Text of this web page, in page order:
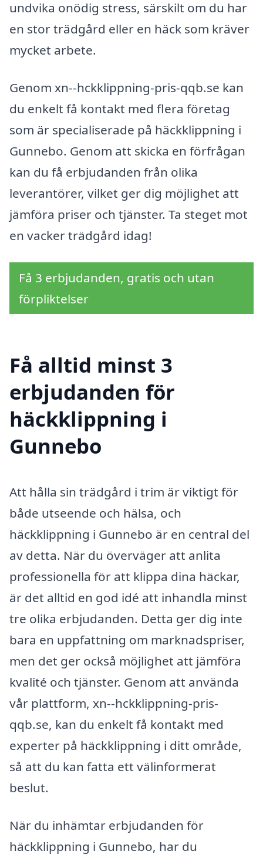
undvika onödig stress, särskilt om du har
en stor trädgård eller en häck som kräver
mycket arbete.
Genom xn--hckklippning-pris-qqb.se kan
du enkelt få kontakt med flera företag
som är specialiserade på häckklippning i
Gunnebo. Genom att skicka en förfrågan
kan du få erbjudanden från olika
leverantörer, vilket ger dig möjlighet att
jämföra priser och tjänster. Ta steget mot
en vacker trädgård idag!
Få 3 erbjudanden, gratis och utan
förpliktelser
Få alltid minst 3
erbjudanden för
häckklippning i
Gunnebo
Att hålla sin trädgård i trim är viktigt för
både utseende och hälsa, och
häckklippning i Gunnebo är en central del
av detta. När du överväger att anlita
professionella för att klippa dina häckar,
är det alltid en god idé att inhandla minst
tre olika erbjudanden. Detta ger dig inte
bara en uppfattning om marknadspriser,
men det ger också möjlighet att jämföra
kvalité och tjänster. Genom att använda
vår plattform, xn--hckklippning-pris-
qqb.se, kan du enkelt få kontakt med
experter på häckklippning i ditt område,
så att du kan fatta ett välinformerat
beslut.
När du inhämtar erbjudanden för
häckklippning i Gunnebo, har du